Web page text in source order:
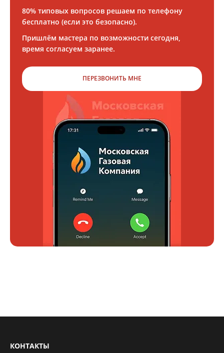
80% типовых вопросов решаем по телефону
бесплатно (если это безопасно).
Пришлём мастера по возможности сегодня,
время согласуем заранее.
ПЕРЕЗВОНИТЬ МНЕ
КОНТАКТЫ